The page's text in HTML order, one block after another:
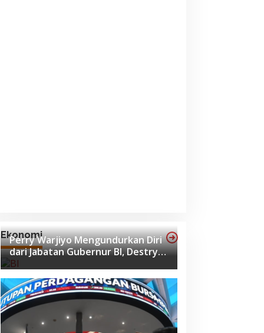
Ekonomi
Perry Warjiyo Mengundurkan Diri
dari Jabatan Gubernur BI, Destry
Damayanti Jadi Pejabat Sementara